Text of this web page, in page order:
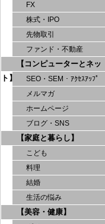
FX
株式・IPO
先物取引
ファンド・不動産
【コンピューターとネッ
ト】
SEO・SEM・ｱｸｾｽｱｯﾌﾟ
メルマガ
ホームページ
ブログ・SNS
【家庭と暮らし】
こども
料理
結婚
生活の悩み
【美容・健康】